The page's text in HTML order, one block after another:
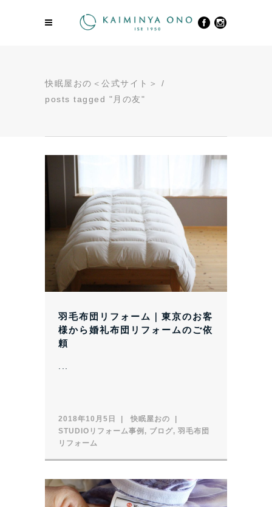
快眠屋おの＜公式サイト＞
/
posts tagged "月の友"
羽毛布団リフォーム｜東京のお客
様から婚礼布団リフォームのご依
頼
2018年10月5日
快眠屋おの
STUDIOリフォーム事例 , ブログ, 羽毛布団
リフォーム